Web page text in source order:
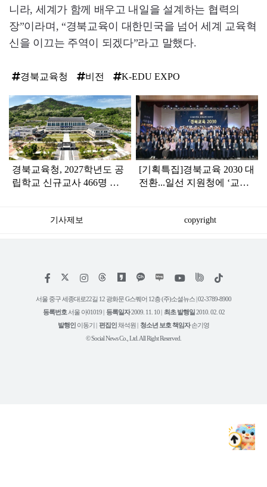
니라, 세계가 함께 배우고 내일을 설계하는 협력의
장”이라며, “경북교육이 대한민국을 넘어 세계 교육혁
신을 이끄는 주역이 되겠다”라고 말했다.
경북교육청 비전 K-EDU EXPO
탑
라
인
경북교육청, 2027학년도 공
립학교 신규교사 466명 선
[기획특집]경북교육 2030 대
전환...일선 지원청에 ‘교육
기사제보 copyright
페
스
인
타
램
위
트
유
튜
틱
서울 중구 세종대로22길 12 광화문 G스퀘어 12층 (주)소셜뉴스 | 02-3789-8900
등록번호 서울 아01019 | 등록일자2009. 11. 10 | 최초 발행일2010. 02. 02
발행인 이동기 | 편집인채석원 | 청소년 보호 책임자손기영
© Social News Co., Ltd. All Right Reserved.